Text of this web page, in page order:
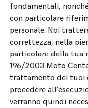
fondamentali,
con particolare
personale. Noi
correttezza, nella
particolare della tua
196/2003 Moto
trattamento dei tuoi
procedere
verranno quindi